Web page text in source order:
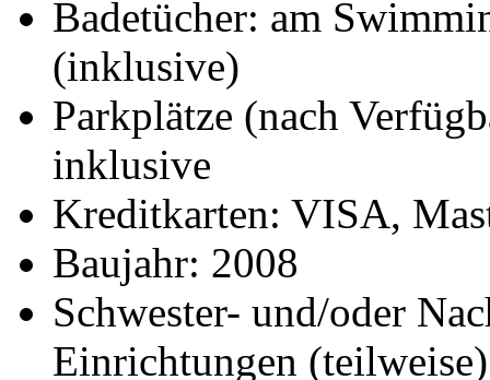
Badetücher: am
(inklusive)
Parkplätze (nach
inklusive
Kreditkarten: VISA,
Baujahr: 2008
Schwester- und/oder
Einrichtungen